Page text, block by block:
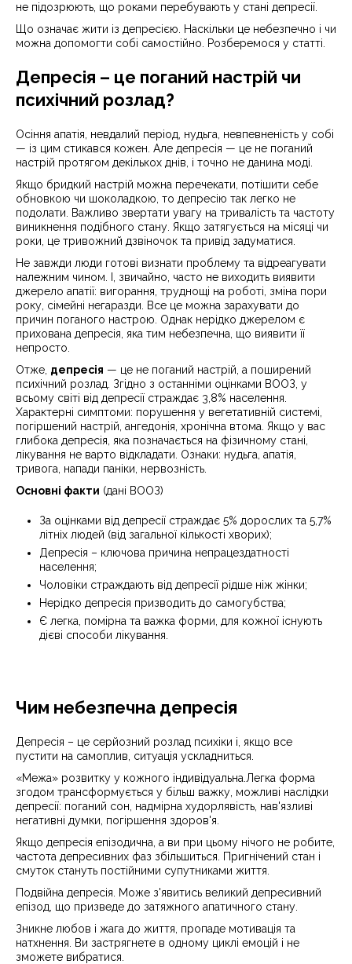
не підозрюють, що роками перебувають у стані депресії.
Що означає жити із депресією. Наскільки це небезпечно і чи
можна допомогти собі самостійно. Розберемося у статті.
Депресія – це поганий настрій чи
психічний розлад?
Осіння апатія, невдалий період, нудьга, невпевненість у собі
— із цим стикався кожен. Але депресія — це не поганий
настрій протягом декількох днів, і точно не данина моді.
Якщо бридкий настрій можна перечекати, потішити себе
обновкою чи шоколадкою, то депресію так легко не
подолати. Важливо звертати увагу на тривалість та частоту
виникнення подібного стану. Якщо затягується на місяці чи
роки, це тривожний дзвіночок та привід задуматися.
Не завжди люди готові визнати проблему та відреагувати
належним чином. І, звичайно, часто не виходить виявити
джерело апатії: вигорання, труднощі на роботі, зміна пори
року, сімейні негаразди. Все це можна зарахувати до
причин поганого настрою. Однак нерідко джерелом є
прихована депресія, яка тим небезпечна, що виявити її
непросто.
Отже, депресія — це не поганий настрій, а поширений
психічний розлад. Згідно з останніми оцінками ВООЗ, у
всьому світі від депресії страждає 3,8% населення.
Характерні симптоми: порушення у вегетативній системі,
погіршений настрій, ангедонія, хронічна втома. Якщо у вас
глибока депресія, яка позначається на фізичному стані,
лікування не варто відкладати. Ознаки: нудьга, апатія,
тривога, напади паніки, нервозність.
Основні факти (дані ВООЗ)
За оцінками від депресії страждає 5% дорослих та 5,7%
літніх людей (від загальної кількості хворих);
Депресія – ключова причина непрацездатності
населення;
Чоловіки страждають від депресії рідше ніж жінки;
Нерідко депресія призводить до самогубства;
Є легка, помірна та важка форми, для кожної існують
дієві способи лікування.
Чим небезпечна депресія
Депресія – це серйозний розлад психіки і, якщо все
пустити на самоплив, ситуація ускладниться.
«Межа» розвитку у кожного індивідуальна.Легка форма
згодом трансформується у більш важку, можливі наслідки
депресії: поганий сон, надмірна худорлявість, нав'язливі
негативні думки, погіршення здоров'я.
Якщо депресія епізодична, а ви при цьому нічого не робите,
частота депресивних фаз збільшиться. Пригнічений стан і
смуток стануть постійними супутниками життя.
Подвійна депресія. Може з'явитись великий депресивний
епізод, що призведе до затяжного апатичного стану.
Зникне любов і жага до життя, пропаде мотивація та
натхнення. Ви застрягнете в одному циклі емоцій і не
зможете вибратися.